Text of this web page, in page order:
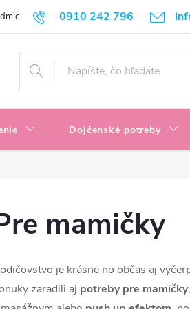
0910 242 796
Podmienky ochrany osobných
Dojčenské potreby
mamičky
je krásne no občas aj
zaradili aj potreby pre mamičky